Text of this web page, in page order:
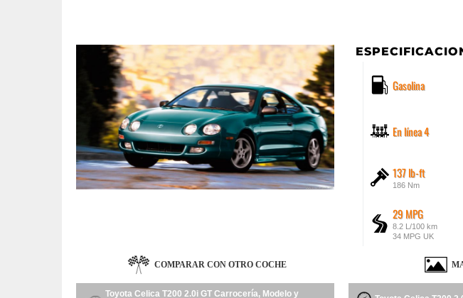
Gasolina
En línea 4
137 lb-ft
186 Nm
29 MPG
8.2 L/100 km
34 MPG UK
COMPARAR CON OTRO COCHE
Toyota Celica T200 2.0i GT Carrocería, Modelo y